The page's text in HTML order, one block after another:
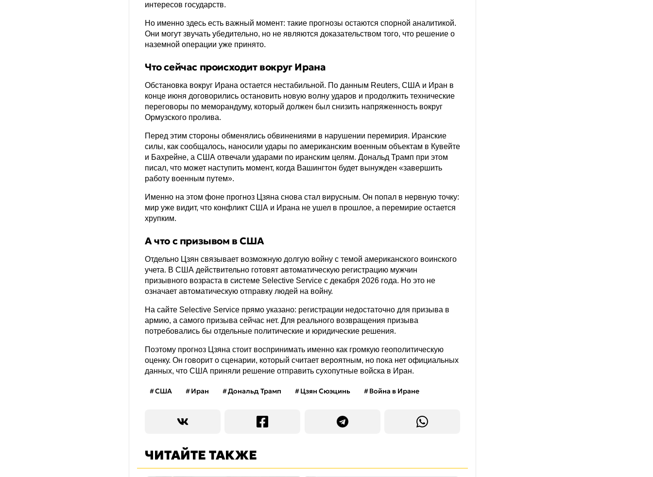
интересов государств.
Но именно здесь есть важный момент: такие прогнозы остаются спорной аналитикой.
Они могут звучать убедительно, но не являются доказательством того, что решение о
наземной операции уже принято.
Что сейчас происходит вокруг Ирана
Обстановка вокруг Ирана остается нестабильной. По данным Reuters, США и Иран в
конце июня договорились остановить новую волну ударов и продолжить технические
переговоры по меморандуму, который должен был снизить напряженность вокруг
Ормузского пролива.
Перед этим стороны обменялись обвинениями в нарушении перемирия. Иранские
силы, как сообщалось, наносили удары по американским военным объектам в Кувейте
и Бахрейне, а США отвечали ударами по иранским целям. Дональд Трамп при этом
писал, что может наступить момент, когда Вашингтон будет вынужден «завершить
работу военным путем».
Именно на этом фоне прогноз Цзяна снова стал вирусным. Он попал в нервную точку:
мир уже видит, что конфликт США и Ирана не ушел в прошлое, а перемирие остается
хрупким.
А что с призывом в США
Отдельно Цзян связывает возможную долгую войну с темой американского воинского
учета. В США действительно готовят автоматическую регистрацию мужчин
призывного возраста в системе Selective Service с декабря 2026 года. Но это не
означает автоматическую отправку людей на войну.
На сайте Selective Service прямо указано: регистрации недостаточно для призыва в
армию, а самого призыва сейчас нет. Для реального возвращения призыва
потребовались бы отдельные политические и юридические решения.
Поэтому прогноз Цзяна стоит воспринимать именно как громкую геополитическую
оценку. Он говорит о сценарии, который считает вероятным, но пока нет официальных
данных, что США приняли решение отправить сухопутные войска в Иран.
США Иран Дональд Трамп Цзян Сюэцинь Война в Иране
ЧИТАЙТЕ ТАКЖЕ